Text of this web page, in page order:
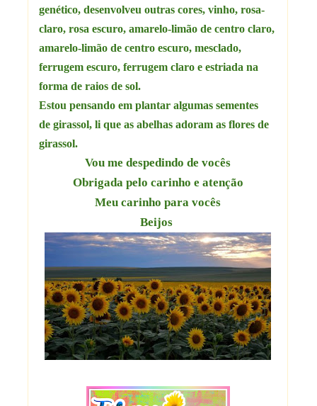
genético, desenvolveu outras cores, vinho, rosa-
claro, rosa escuro, amarelo-limão de centro claro,
amarelo-limão de centro escuro, mesclado,
ferrugem escuro, ferrugem claro e estriada na
forma de raios de sol.
Estou pensando em plantar algumas sementes
de girassol, li que as abelhas adoram as flores de
girassol.
Vou me despedindo de vocês
Obrigada pelo carinho e atenção
Meu carinho para vocês
Beijos